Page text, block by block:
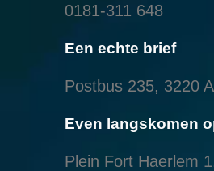
0181-311 648
Een echte brief
Postbus 235, 3220
Even langskomen
Plein Fort Haerlem